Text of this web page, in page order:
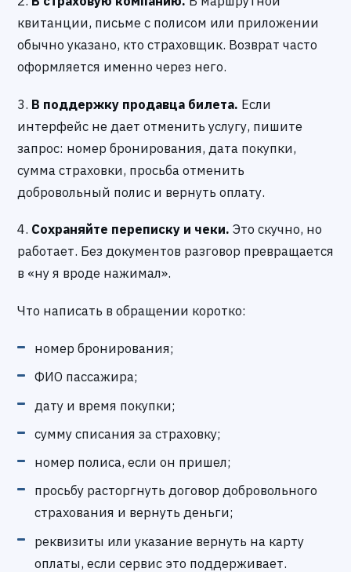
квитанции, письме с полисом или приложении
обычно указано, кто страховщик. Возврат часто
оформляется именно через него.
3. В поддержку продавца билета. Если
интерфейс не дает отменить услугу, пишите
запрос: номер бронирования, дата покупки,
сумма страховки, просьба отменить
добровольный полис и вернуть оплату.
4. Сохраняйте переписку и чеки. Это скучно, но
работает. Без документов разговор превращается
в «ну я вроде нажимал».
Что написать в обращении коротко:
номер бронирования;
ФИО пассажира;
дату и время покупки;
сумму списания за страховку;
номер полиса, если он пришел;
просьбу расторгнуть договор добровольного
страхования и вернуть деньги;
реквизиты или указание вернуть на карту
оплаты, если сервис это поддерживает.